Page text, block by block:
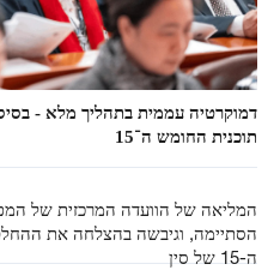
דמוקרטיה עממית בתהליך מלא -
תוכנית החומש ה־15
המליאה של הוועדה המרכזית של
הסתיימה, וגיבשה בהצלחה את
ה-15 של סין